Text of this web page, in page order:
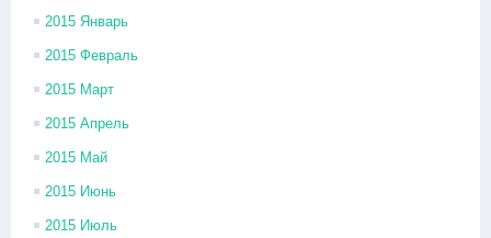
2015 Январь
2015 Февраль
2015 Март
2015 Апрель
2015 Май
2015 Июнь
2015 Июль